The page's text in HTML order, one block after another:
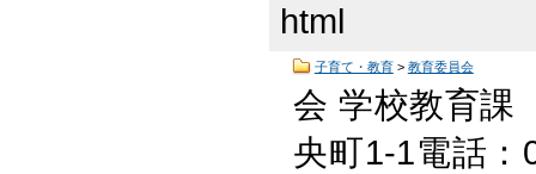
html
子育て・教育> 教育委員会
会 学校教育
央町1-1電話